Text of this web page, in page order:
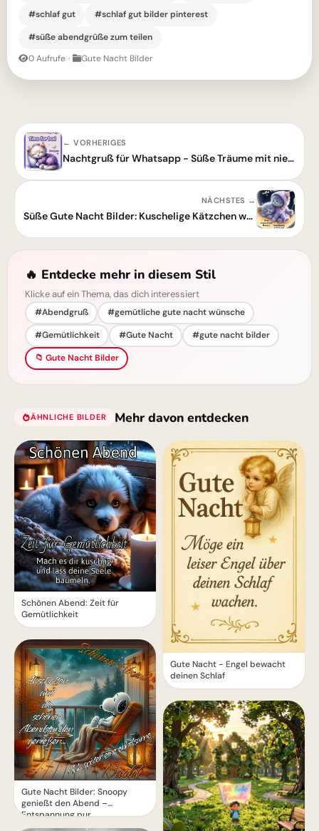
#schlaf gut
#schlaf gut bilder pinterest
#süße abendgrüße zum teilen
0 Aufrufe · Gute Nacht Bilder
← VORHERIGES
Nachtgruß für Whatsapp - Süße Träume mit niedlichem Kätzchen
NÄCHSTES →
Süße Gute Nacht Bilder: Kuschelige Kätzchen wünschen schöne Träume
🔥 Entdecke mehr in diesem Stil
Klicke auf ein Thema, das dich interessiert
#Abendgruß
#gemütliche gute nacht wünsche
#Gemütlichkeit
#Gute Nacht
#gute nacht bilder
📁 Gute Nacht Bilder
ÄHNLICHE BILDER Mehr davon entdecken
Schönen Abend: Zeit für
Gemütlichkeit
Gute Nacht Bilder: Snoopy
genießt den Abend –
Entspannung pur
Gute Nacht - Engel bewacht
deinen Schlaf